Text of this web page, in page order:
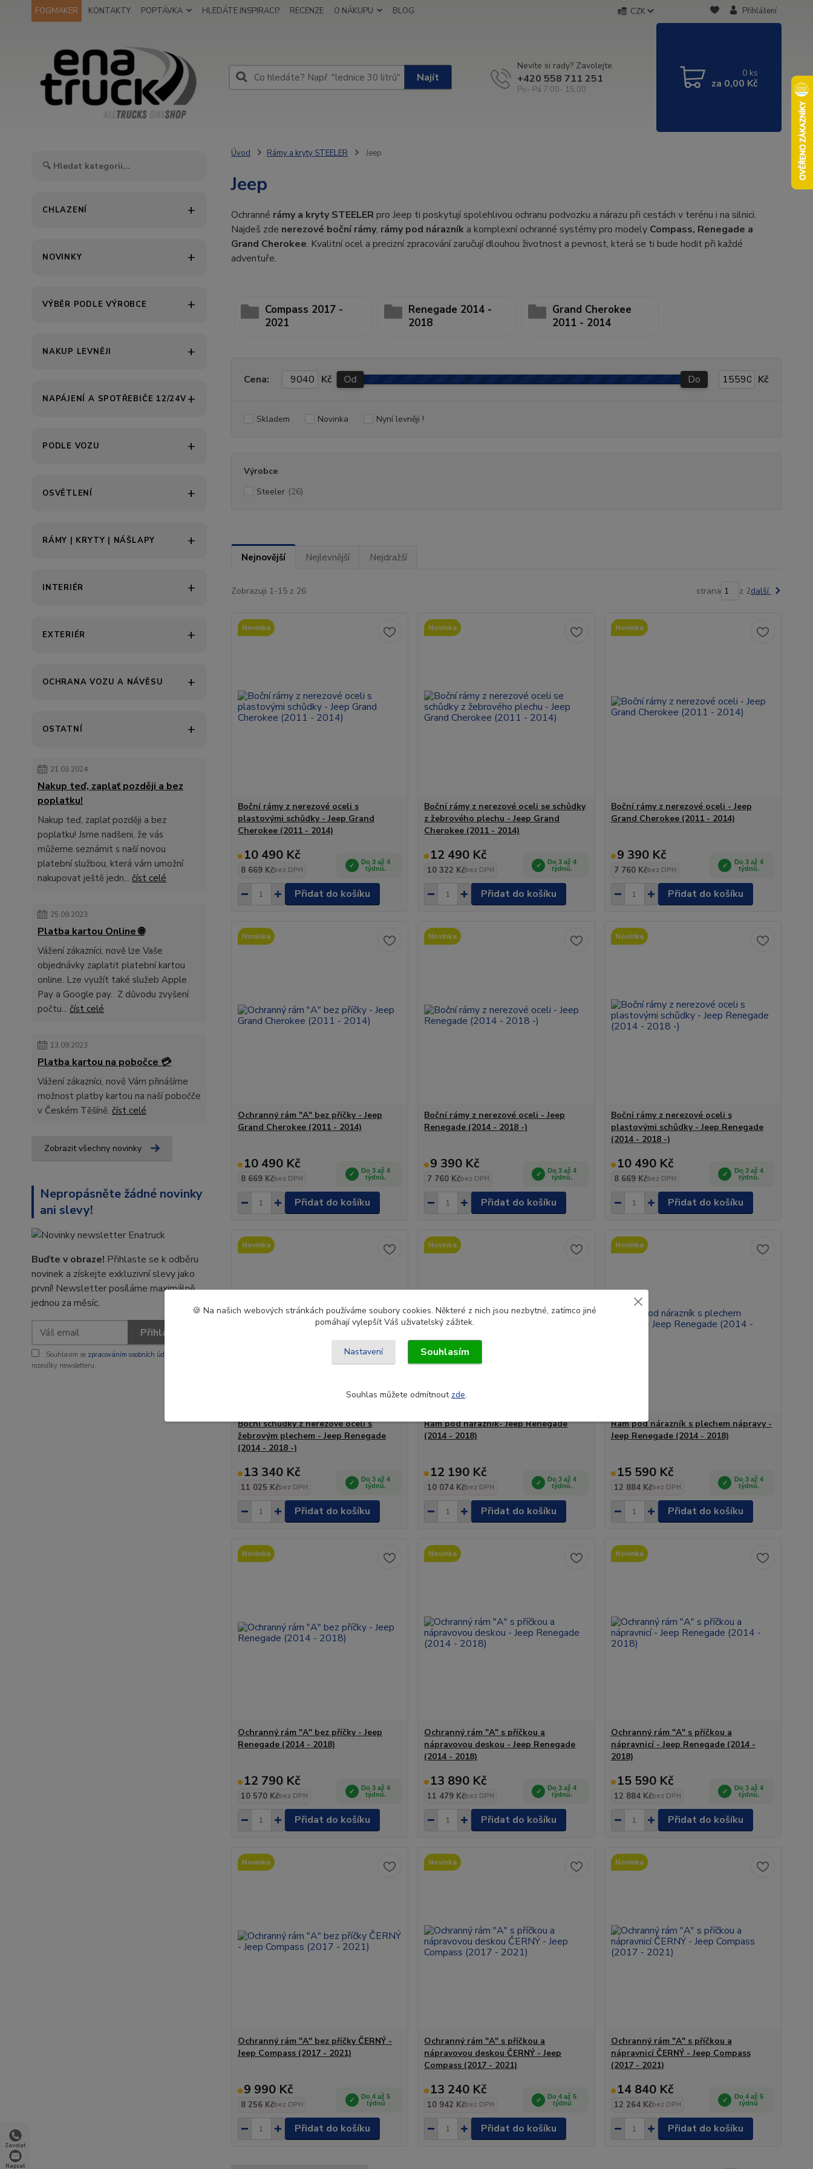
Zavolat
Napsat
FOGMAKER KONTAKTY POPTÁVKA HLEDÁTE INSPIRACI? RECENZE O NÁKUPU BLOG CZK Přihlášení
Najít
Nevíte si rady? Zavolejte.
+420 558 711 251
Po- Pá 7:00- 15:00
0 ks
za 0,00 Kč
CHLAZENÍ
NOVINKY
VÝBĚR PODLE VÝROBCE
NAKUP LEVNĚJI
NAPÁJENÍ A SPOTŘEBIČE 12/24V
PODLE VOZU
OSVĚTLENÍ
RÁMY | KRYTY | NÁŠLAPY
INTERIÉR
EXTERIÉR
OCHRANA VOZU A NÁVĚSU
OSTATNÍ
21.03.2024
Nakup teď, zaplať později a bez
poplatku!
Nakup teď, zaplať později a bez
poplatku! Jsme nadšeni, že vás
můžeme seznámit s naší novou
platební službou, která vám umožní
nakupovat ještě jedn... číst celé
25.09.2023
Platba kartou Online 🌐
Vážení zákazníci, nově lze Vaše
objednávky zaplatit platební kartou
online. Lze využít také služeb Apple
Pay a Google pay. Z důvodu zvyšení
počtu... číst celé
13.09.2023
Platba kartou na pobočce 💳
Vážení zákazníci, nově Vám přinášíme
možnost platby kartou na naší pobočče
v Českém Těšíně. číst celé
Zobrazit všechny novinky
Nepropásněte žádné novinky
ani slevy!
Buďte v obraze! Přihlaste se k odběru
novinek a získejte exkluzivní slevy jako
první! Newsletter posíláme maximálně
jednou za měsíc.
Přihlásit se
Souhlasím se zpracováním osobních údajů
rozesílky newsletteru.
Úvod Rámy a kryty STEELER Jeep
Jeep
Ochranné rámy a kryty STEELERpro Jeep ti poskytují spolehlivou ochranu podvozku a nárazu při cestách v terénu i na silnici.
Najdeš zde nerezové boční rámy, rámy pod nárazníka komplexní ochranné systémy pro modely Compass, Renegade a
Grand Cherokee. Kvalitní ocel a precizní zpracování zaručují dlouhou životnost a pevnost, která se ti bude hodit při každé
adventuře.
Compass 2017 -
2021
Renegade 2014 -
2018
Grand Cherokee
2011 - 2014
Cena: Kč Od Do Kč
Skladem Novinka Nyní levněji !
Výrobce
Steeler (26)
Nejnovější Nejlevnější Nejdražší
Zobrazuji 1-15 z 26 strana z 2další
Novinka
Boční rámy z nerezové oceli s
plastovými schůdky - Jeep Grand
Cherokee (2011 - 2014)
10 490 Kč
8 669 Kčbez DPH
Do 3 až 4
týdnů.
Přidat do košíku
Novinka
Boční rámy z nerezové oceli se schůdky
z žebrového plechu - Jeep Grand
Cherokee (2011 - 2014)
12 490 Kč
10 322 Kčbez DPH
Do 3 až 4
týdnů.
Přidat do košíku
Novinka
Boční rámy z nerezové oceli - Jeep
Grand Cherokee (2011 - 2014)
9 390 Kč
7 760 Kčbez DPH
Do 3 až 4
týdnů.
Přidat do košíku
Novinka
Ochranný rám "A" bez příčky - Jeep
Grand Cherokee (2011 - 2014)
10 490 Kč
8 669 Kčbez DPH
Do 3 až 4
týdnů.
Přidat do košíku
Novinka
Boční rámy z nerezové oceli - Jeep
Renegade (2014 - 2018 -)
9 390 Kč
7 760 Kčbez DPH
Do 3 až 4
týdnů.
Přidat do košíku
Novinka
Boční rámy z nerezové oceli s
plastovými schůdky - Jeep Renegade
(2014 - 2018 -)
10 490 Kč
8 669 Kčbez DPH
Do 3 až 4
týdnů.
Přidat do košíku
Novinka
Boční schůdky z nerezové oceli s
žebrovým plechem - Jeep Renegade
(2014 - 2018 -)
13 340 Kč
11 025 Kčbez DPH
Do 3 až 4
týdnů.
Přidat do košíku
Novinka
Rám pod nárazník- Jeep Renegade
(2014 - 2018)
12 190 Kč
10 074 Kčbez DPH
Do 3 až 4
týdnů.
Přidat do košíku
Novinka
Rám pod nárazník s plechem nápravy -
Jeep Renegade (2014 - 2018)
15 590 Kč
12 884 Kčbez DPH
Do 3 až 4
týdnů.
Přidat do košíku
Novinka
Ochranný rám "A" bez příčky - Jeep
Renegade (2014 - 2018)
12 790 Kč
10 570 Kčbez DPH
Do 3 až 4
týdnů.
Přidat do košíku
Novinka
Ochranný rám "A" s příčkou a
nápravovou deskou - Jeep Renegade
(2014 - 2018)
13 890 Kč
11 479 Kčbez DPH
Do 3 až 4
týdnů.
Přidat do košíku
Novinka
Ochranný rám "A" s příčkou a
nápravnicí - Jeep Renegade (2014 -
2018)
15 590 Kč
12 884 Kčbez DPH
Do 3 až 4
týdnů.
Přidat do košíku
Novinka
Ochranný rám "A" bez příčky ČERNÝ -
Jeep Compass (2017 - 2021)
9 990 Kč
8 256 Kčbez DPH
Do 4 až 5
týdnů
Přidat do košíku
Novinka
Ochranný rám "A" s příčkou a
nápravovou deskou ČERNÝ - Jeep
Compass (2017 - 2021)
13 240 Kč
10 942 Kčbez DPH
Do 4 až 5
týdnů
Přidat do košíku
Novinka
Ochranný rám "A" s příčkou a
nápravnicí ČERNÝ - Jeep Compass
(2017 - 2021)
14 840 Kč
12 264 Kčbez DPH
Do 4 až 5
týdnů
Přidat do košíku
🍪 Na našich webových stránkách používáme soubory cookies. Některé z nich jsou nezbytné, zatímco jiné
pomáhají vylepšít Váš uživatelský zážitek.
Nastavení Souhlasím
Souhlas můžete odmítnout zde.